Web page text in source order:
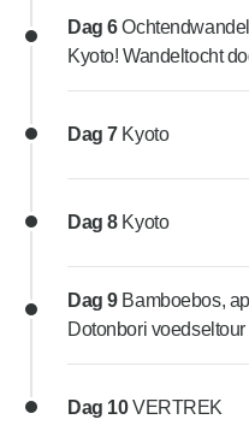
Dag 6
Kyoto! Wandeltocht
Dag 7 Kyoto
Dag 8 Kyoto
Dag 9 Bamboebos,
Dotonbori voedseltour
Dag 10VERTREK